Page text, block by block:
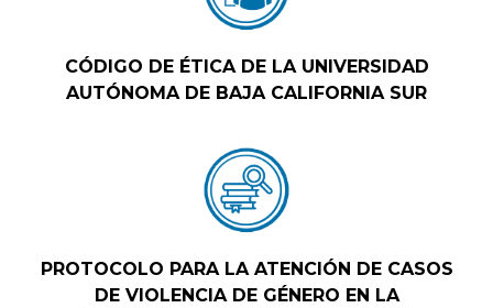
CÓDIGO DE ÉTICA DE LA UNIVERSIDAD
AUTÓNOMA DE BAJA CALIFORNIA SUR
PROTOCOLO PARA LA ATENCIÓN DE CASOS
DE VIOLENCIA DE GÉNERO EN LA